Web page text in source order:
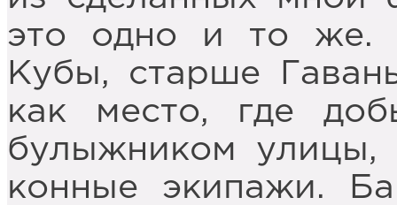
это одно и то же.
Кубы, старше
как место, где
булыжником улицы,
конные экипажи.